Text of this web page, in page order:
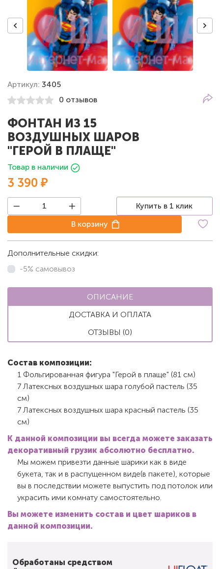
Артикул: 3405
0 отзывов
ФОНТАН ИЗ 15
ВОЗДУШНЫХ ШАРОВ
"ГЕРОЙ В ПЛАЩЕ"
Товар в наличии
3 390 ₽
Купить в 1 клик
В корзину
Дополнительные скидки:
-5% самовывоз
ОПИСАНИЕ
ДОСТАВКА И ОПЛАТА
ОТЗЫВЫ (0)
Состав композиции:
1 Фольгированная фигура "Герой в плаще" (81 см)
7 Латексных воздушных шара голубой пастель (35
см)
7 Латексных воздушных шара красный пастель (35
см)
К данной композиции вы всегда можете заказать
декоративный грузик абсолютно бесплатно.
Мы можем привезти данные шарики как в виде
букета, так и в распущенном виде(в пакете), которые
вы в последствии можете выпустить под потолок или
украсить ими комнату самостоятельно.
Вы можете изменить состав и цвет шариков в
данной композиции.
Обработаны средством